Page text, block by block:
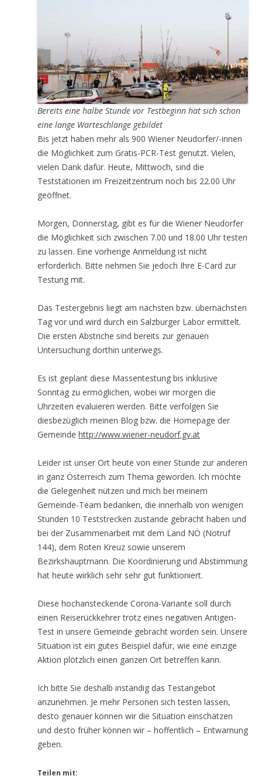
Bereits eine halbe Stunde vor Testbeginn hat sich schon
eine lange Warteschlange gebildet
Bis jetzt haben mehr als 900 Wiener Neudorfer/-innen
die Möglichkeit zum Gratis-PCR-Test genutzt. Vielen,
vielen Dank dafür. Heute, Mittwoch, sind die
Teststationen im Freizeitzentrum noch bis 22.00 Uhr
geöffnet.
Morgen, Donnerstag, gibt es für die Wiener Neudorfer
die Möglichkeit sich zwischen 7.00 und 18.00 Uhr testen
zu lassen. Eine vorherige Anmeldung ist nicht
erforderlich. Bitte nehmen Sie jedoch Ihre E-Card zur
Testung mit.
Das Testergebnis liegt am nächsten bzw. übernächsten
Tag vor und wird durch ein Salzburger Labor ermittelt.
Die ersten Abstriche sind bereits zur genauen
Untersuchung dorthin unterwegs.
Es ist geplant diese Massentestung bis inklusive
Sonntag zu ermöglichen, wobei wir morgen die
Uhrzeiten evaluieren werden. Bitte verfolgen Sie
diesbezüglich meinen Blog bzw. die Homepage der
Gemeinde http://www.wiener-neudorf.gv.at
Leider ist unser Ort heute von einer Stunde zur anderen
in ganz Österreich zum Thema geworden. Ich möchte
die Gelegenheit nützen und mich bei meinem
Gemeinde-Team bedanken, die innerhalb von wenigen
Stunden 10 Teststrecken zustande gebracht haben und
bei der Zusammenarbeit mit dem Land NÖ (Notruf
144), dem Roten Kreuz sowie unserem
Bezirkshauptmann. Die Koordinierung und Abstimmung
hat heute wirklich sehr sehr gut funktioniert.
Diese hochansteckende Corona-Variante soll durch
einen Reiserückkehrer trotz eines negativen Antigen-
Test in unsere Gemeinde gebracht worden sein. Unsere
Situation ist ein gutes Beispiel dafür, wie eine einzige
Aktion plötzlich einen ganzen Ort betreffen kann.
Ich bitte Sie deshalb inständig das Testangebot
anzunehmen. Je mehr Personen sich testen lassen,
desto genauer können wir die Situation einschätzen
und desto früher können wir – hoffentlich – Entwarnung
geben.
Teilen mit: